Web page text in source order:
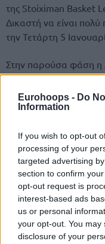
Eurohoops - Do
Information
If you wish to opt-out
processing of your
targeted advertising
section to confirm
opt-out request is
interest-based ads
us or personal
your opt-out. You
disclosure of your
της Stoiximan Basket
Δικαστή να είναι
την Τετάρτη 5
Στην παρούσα φάση η
βαθμούς.
Δύο ακόμα